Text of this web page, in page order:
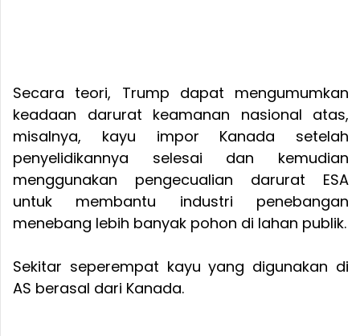
Secara teori, Trump dapat mengumumkan
keadaan darurat keamanan nasional atas,
misalnya, kayu impor Kanada setelah
penyelidikannya selesai dan kemudian
menggunakan pengecualian darurat ESA
untuk membantu industri penebangan
menebang lebih banyak pohon di lahan publik.
Sekitar seperempat kayu yang digunakan di
AS berasal dari Kanada.